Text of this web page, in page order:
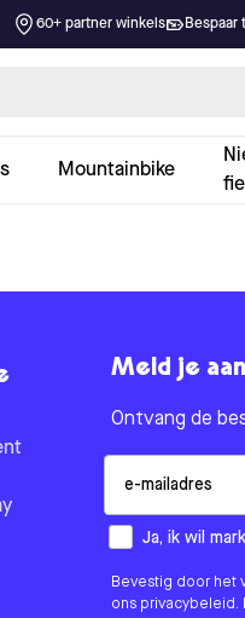
60+ partner winkels
Mountainbike
Meld je
Ontvang de
How would you
Ja, ik wil
Bevestig door het
ons privacybeleid.